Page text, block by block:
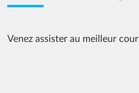
Venez assister au meilleur